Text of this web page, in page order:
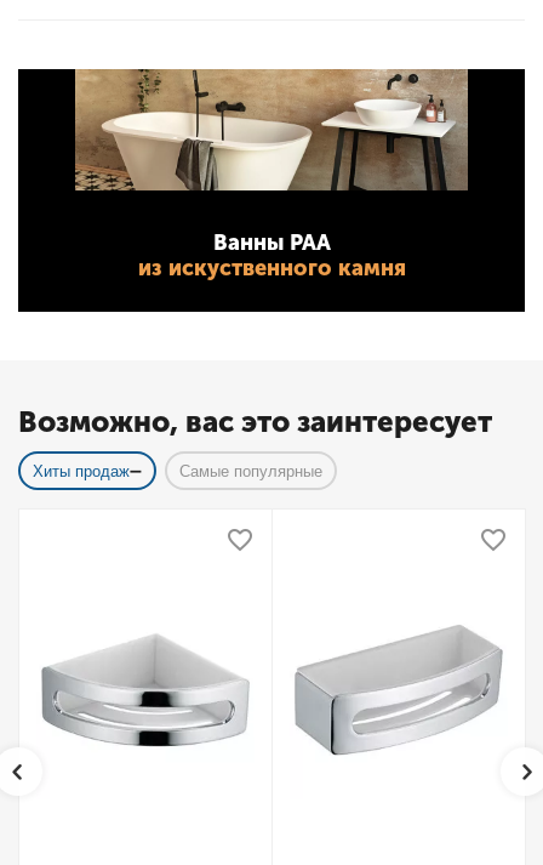
Ванны PAA
из искуственного камня
Возможно, вас это заинтересует
Хиты продаж Самые популярные